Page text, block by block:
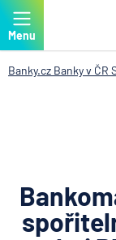
Menu
Banky.cz Banky v ČR